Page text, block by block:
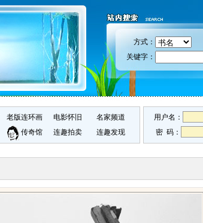
方式：
关键字：
老版连环画 电影怀旧
名家频道
传奇馆 连趣拍卖 连趣发现
用户名：
密 码：